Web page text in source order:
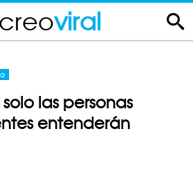
viral
las personas
entenderán